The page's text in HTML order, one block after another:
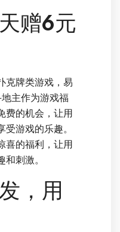
赠6元
克牌类游戏，易
主作为游戏福
费的机会，让用
游戏的乐趣。
喜的福利，让用
刺激。
，用